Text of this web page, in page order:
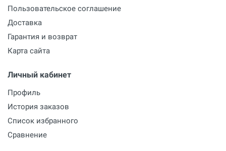
Пользовательское соглашение
Доставка
Гарантия и возврат
Карта сайта
Личный кабинет
Профиль
История заказов
Список избранного
Сравнение